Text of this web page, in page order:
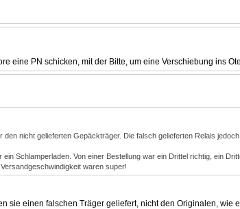
eine PN schicken, mit der Bitte, um eine Verschiebung ins
nicht gelieferten Gepäckträger. Die falsch gelieferten Relais
Schlamperladen. Von einer Bestellung war ein Drittel richtig, ein
waren super!
sie einen falschen Träger geliefert, nicht den Originalen,